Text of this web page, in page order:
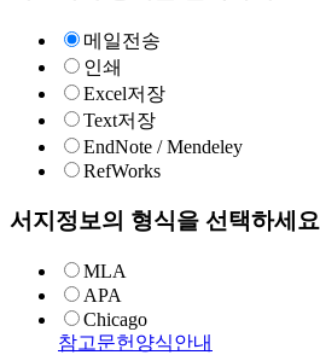
메일전송
인쇄
Excel저장
Text저장
EndNote / Mendeley
RefWorks
서지정보의 형식을 선택하세요
MLA
APA
Chicago
참고문헌양식안내